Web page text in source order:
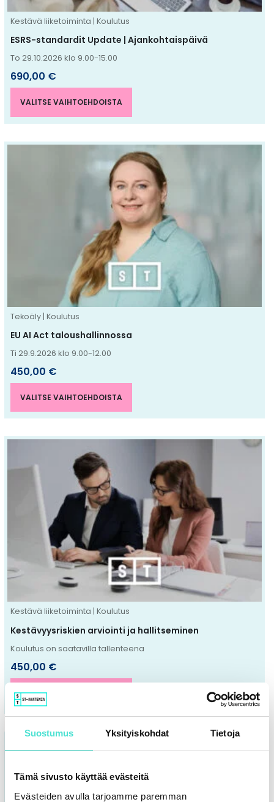
Suostumus Yksityiskohdat Tietoja
Tämä sivusto käyttää evästeitä
Evästeiden avulla tarjoamme paremman
Kestävä liiketoiminta | Koulutus
ESRS-standardit Update | Ajankohtaispäivä
To 29.10.2026 klo 9.00-15.00
690,00 €
VALITSE VAIHTOEHDOISTA
sivulla.
Tekoäly | Koulutus
EU AI Act taloushallinnossa
Ti 29.9.2026 klo 9.00-12.00
450,00 €
VALITSE VAIHTOEHDOISTA
Tällä
tuotteella
on
useampi
muunnelma.
Voit
tehdä
valinnat
tuotteen
sivulla.
Kestävä liiketoiminta | Koulutus
Kestävyysriskien arviointi ja hallitseminen
Koulutus on saatavilla tallenteena
450,00 €
VALITSE VAIHTOEHDOISTA
tuotteella
useampi
muunnelma.
Voit
tehdä
valinnat
tuotteen
sivulla.
Tällä
on
useampi